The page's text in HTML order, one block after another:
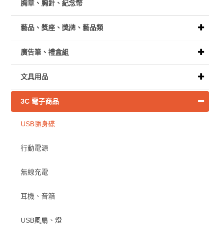
胸章、胸針、紀念幣
藝品、獎座、獎牌、藝品類
廣告筆、禮盒組
文具用品
3C 電子商品
USB隨身碟
行動電源
無線充電
耳機、音箱
USB風扇、燈